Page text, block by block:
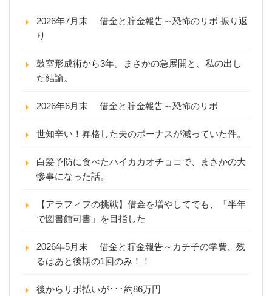
2026年7月末 借金と貯金報告～恐怖のリボ 振り返
り
鼓室形成術から3年。まさかの急展開と、私の出し
た結論。
2026年6月末 借金と貯金報告～恐怖のリボ
世知辛い！昇格した夫のボーナスが減っていた件。
白髪予防に食べたハイカカオチョコで、まさかの大
惨事になった話。
【アラフィフの挑戦】借金を増やしてでも、「半年
で図書館司書」を目指した
2026年5月末 借金と貯金報告～カチ子の学費、残
るはあと後期の1回のみ！！
後からリボ払いが･･･約86万円